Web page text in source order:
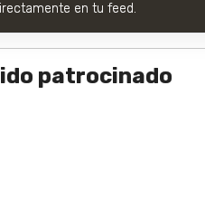
en tu feed.
patrocinado